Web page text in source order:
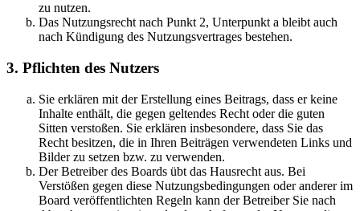
zu nutzen.
Das Nutzungsrecht nach Punkt 2, Unterpunkt a bleibt auch
nach Kündigung des Nutzungsvertrages bestehen.
3. Pflichten des Nutzers
Sie erklären mit der Erstellung eines Beitrags, dass er keine
Inhalte enthält, die gegen geltendes Recht oder die guten
Sitten verstoßen. Sie erklären insbesondere, dass Sie das
Recht besitzen, die in Ihren Beiträgen verwendeten Links und
Bilder zu setzen bzw. zu verwenden.
Der Betreiber des Boards übt das Hausrecht aus. Bei
Verstößen gegen diese Nutzungsbedingungen oder anderer im
Board veröffentlichten Regeln kann der Betreiber Sie nach